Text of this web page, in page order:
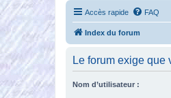
Accès rapide FAQ
Index du forum
Le forum exige que
Nom d’utilisateur :